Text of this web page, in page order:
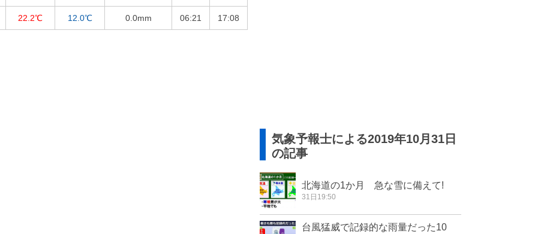
22.2℃ 12.0℃ 0.0mm 06:21 17:08
気象予報士による2019年10月31日
の記事
北海道の1か月 急な雪に備えて!
31日19:50
台風猛威で記録的な雨量だった10